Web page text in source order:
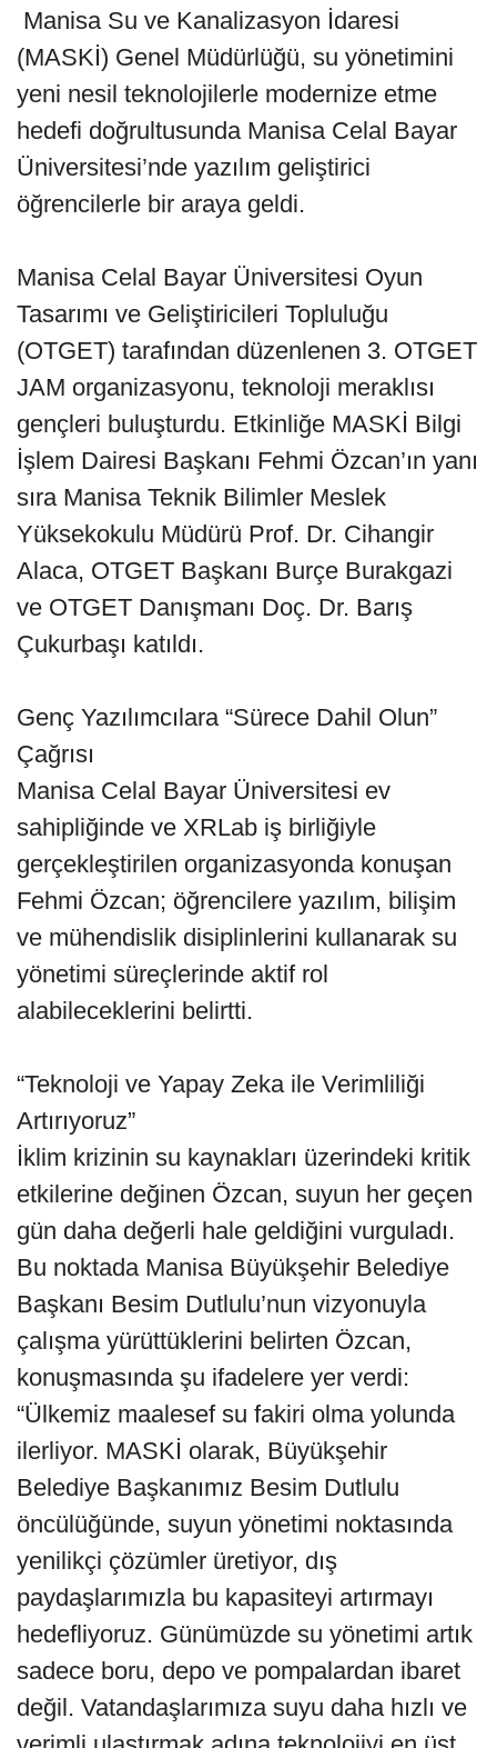
Manisa Su ve Kanalizasyon İdaresi
(MASKİ) Genel Müdürlüğü, su yönetimini
yeni nesil teknolojilerle modernize etme
hedefi doğrultusunda Manisa Celal Bayar
Üniversitesi’nde yazılım geliştirici
öğrencilerle bir araya geldi.
Manisa Celal Bayar Üniversitesi Oyun
Tasarımı ve Geliştiricileri Topluluğu
(OTGET) tarafından düzenlenen 3. OTGET
JAM organizasyonu, teknoloji meraklısı
gençleri buluşturdu. Etkinliğe MASKİ Bilgi
İşlem Dairesi Başkanı Fehmi Özcan’ın yanı
sıra Manisa Teknik Bilimler Meslek
Yüksekokulu Müdürü Prof. Dr. Cihangir
Alaca, OTGET Başkanı Burçe Burakgazi
ve OTGET Danışmanı Doç. Dr. Barış
Çukurbaşı katıldı.
Genç Yazılımcılara “Sürece Dahil Olun”
Çağrısı
Manisa Celal Bayar Üniversitesi ev
sahipliğinde ve XRLab iş birliğiyle
gerçekleştirilen organizasyonda konuşan
Fehmi Özcan; öğrencilere yazılım, bilişim
ve mühendislik disiplinlerini kullanarak su
yönetimi süreçlerinde aktif rol
alabileceklerini belirtti.
“Teknoloji ve Yapay Zeka ile Verimliliği
Artırıyoruz”
İklim krizinin su kaynakları üzerindeki kritik
etkilerine değinen Özcan, suyun her geçen
gün daha değerli hale geldiğini vurguladı.
Bu noktada Manisa Büyükşehir Belediye
Başkanı Besim Dutlulu’nun vizyonuyla
çalışma yürüttüklerini belirten Özcan,
konuşmasında şu ifadelere yer verdi:
“Ülkemiz maalesef su fakiri olma yolunda
ilerliyor. MASKİ olarak, Büyükşehir
Belediye Başkanımız Besim Dutlulu
öncülüğünde, suyun yönetimi noktasında
yenilikçi çözümler üretiyor, dış
paydaşlarımızla bu kapasiteyi artırmayı
hedefliyoruz. Günümüzde su yönetimi artık
sadece boru, depo ve pompalardan ibaret
değil. Vatandaşlarımıza suyu daha hızlı ve